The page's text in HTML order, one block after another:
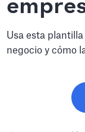
Usa esta
negocio y cómo